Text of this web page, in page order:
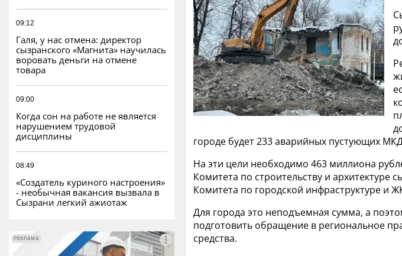
09:12
Галя, у нас отмена: директор
сызранского «Магнита» научилась
воровать деньги на отмене
товара
09:00
Когда сон на работе не является
нарушением трудовой
дисциплины
08:49
«Создатель куриного настроения»
- необычная вакансия вызвала в
Сызрани легкий ажиотаж
РЕКЛАМА РЕКЛАМА
городе будет 233 аварийных пустующих
На эти цели необходимо 463 миллиона
Комитета по строительству и архитектуре
Комитета по городской инфраструктуре и
Для города это неподъемная сумма, а
подготовить обращение в региональное
средства.